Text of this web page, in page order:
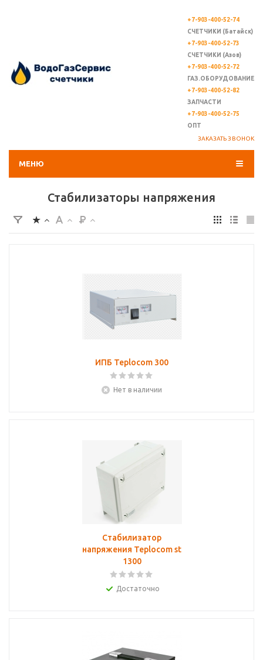
+7-903-400-52-74
СЧЕТЧИКИ (Батайск)
+7-903-400-52-73
СЧЕТЧИКИ (Азов)
+7-903-400-52-72
ГАЗ.ОБОРУДОВАНИЕ
+7-903-400-52-82
ЗАПЧАСТИ
+7-903-400-52-75
ОПТ
ЗАКАЗАТЬ ЗВОНОК
МЕНЮ
Стабилизаторы напряжения
ИПБ Teplocom 300
Нет в наличии
Стабилизатор
напряжения Teplocom st
1300
Достаточно